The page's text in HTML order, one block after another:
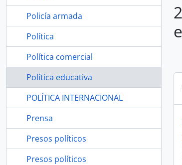
Policía armada
Política
Política comercial
Política educativa
POLÍTICA INTERNACIONAL
Prensa
Presos políticos
Presos políticos